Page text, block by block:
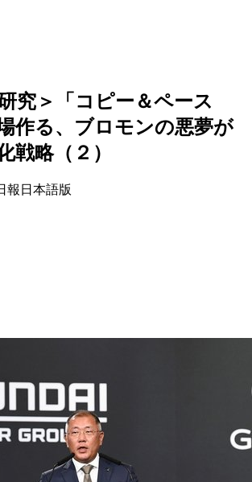
究＞「コピー＆ペース
作る、ブロモンの悪夢が
戦略（２）
報日本語版